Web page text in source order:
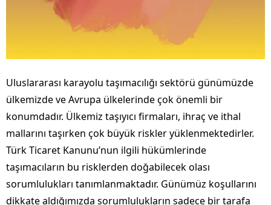
Uluslararası karayolu taşımacılığı sektörü günümüzde
ülkemizde ve Avrupa ülkelerinde çok önemli bir
konumdadır. Ülkemiz taşıyıcı firmaları, ihraç ve ithal
mallarını taşırken çok büyük riskler yüklenmektedirler.
Türk Ticaret Kanunu’nun ilgili hükümlerinde
taşımacıların bu risklerden doğabilecek olası
sorumlulukları tanımlanmaktadır. Günümüz koşullarını
dikkate aldığımızda sorumlulukların sadece bir tarafa